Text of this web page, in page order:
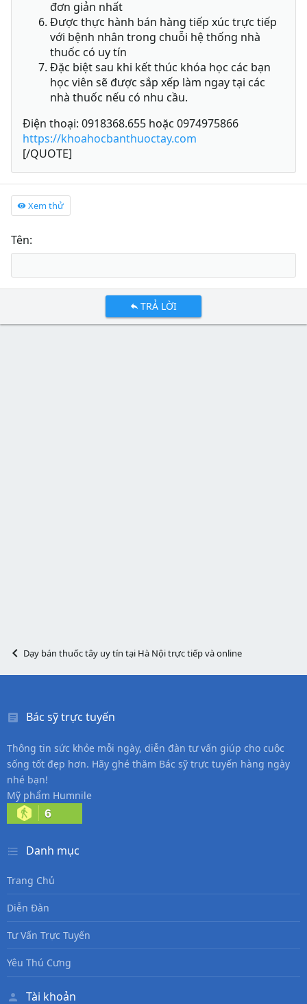
đơn giản nhất
Được thực hành bán hàng tiếp xúc trực tiếp
với bệnh nhân trong chuỗi hệ thống nhà
thuốc có uy tín
Đặc biệt sau khi kết thúc khóa học các bạn
học viên sẽ được sắp xếp làm ngay tại các
nhà thuốc nếu có nhu cầu.
Điện thoại: 0918368.655 hoặc 0974975866
https://khoahocbanthuoctay.com
[/QUOTE]
Xem thử
Tên
TRẢ LỜI
Dạy bán thuốc tây uy tín tại Hà Nội trực tiếp và online
Bác sỹ trực tuyến
Thông tin sức khỏe mỗi ngày, diễn đàn tư vấn giúp cho cuộc
sống tốt đẹp hơn. Hãy ghé thăm Bác sỹ trực tuyến hàng ngày
nhé bạn!
Mỹ phẩm Humnile
6
Danh mục
Trang Chủ
Diễn Đàn
Tư Vấn Trực Tuyến
Yêu Thú Cưng
Tài khoản